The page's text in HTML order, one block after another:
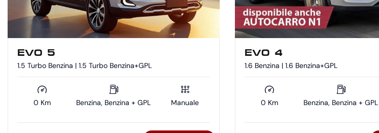
EVO 5
1.5 Turbo Benzina | 1.5 Turbo Benzina+GPL
0 Km Benzina, Benzina + GPL Manuale
EVO 4
1.6 Benzina | 1.6 Benzina+GPL
0 Km Benzina, Benzina + GPL